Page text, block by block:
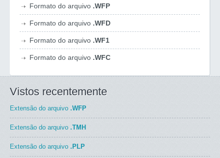
Formato do arquivo .WFP
Formato do arquivo .WFD
Formato do arquivo .WF1
Formato do arquivo .WFC
Vistos recentemente
Extensão do arquivo .WFP
Extensão do arquivo .TMH
Extensão do arquivo .PLP